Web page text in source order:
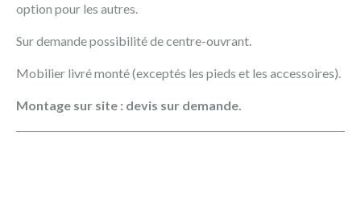
option pour les autres.
Sur demande possibilité de centre-ouvrant.
Mobilier livré monté (exceptés les pieds et les accessoires).
Montage sur site : devis sur demande.